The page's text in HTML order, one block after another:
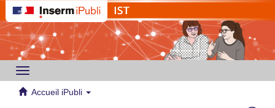
Toggle
navigation
Accueil iPubli